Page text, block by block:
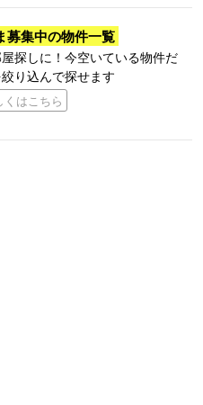
募集中の物件一覧
探しに！今空いている物件だ
り込んで探せます
くはこちら